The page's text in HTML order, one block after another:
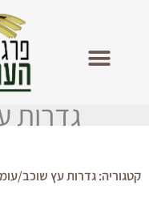
גדרות
קטגוריה: גדרות עץ שוכב/